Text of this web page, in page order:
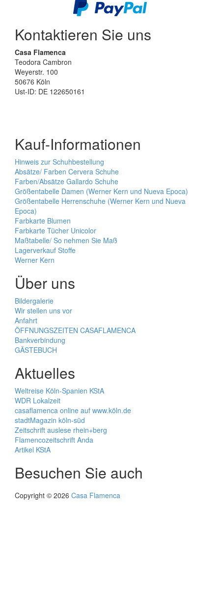
Kontaktieren Sie uns
Casa Flamenca
Teodora Cambron
Weyerstr. 100
50676 Köln
Ust-ID: DE 122650161
Kauf-Informationen
Hinweis zur Schuhbestellung
Absätze/ Farben Cervera Schuhe
Farben/Absätze Gallardo Schuhe
Größentabelle Damen (Werner Kern und Nueva Epoca)
Größentabelle Herrenschuhe (Werner Kern und Nueva
Epoca)
Farbkarte Blumen
Farbkarte Tücher Unicolor
Maßtabelle/ So nehmen Sie Maß
Lagerverkauf Stoffe
Werner Kern
Über uns
Bildergalerie
Wir stellen uns vor
Anfahrt
ÖFFNUNGSZEITEN CASAFLAMENCA
Bankverbindung
GÄSTEBUCH
Aktuelles
Weltreise Köln-Spanien KStA
WDR Lokalzeit
casaflamenca online auf www.köln.de
stadtMagazin köln-süd
Zeitschrift auslese rhein+berg
Flamencozeitschrift Anda
Artikel KStA
Besuchen Sie auch
Copyright © 2026 Casa Flamenca